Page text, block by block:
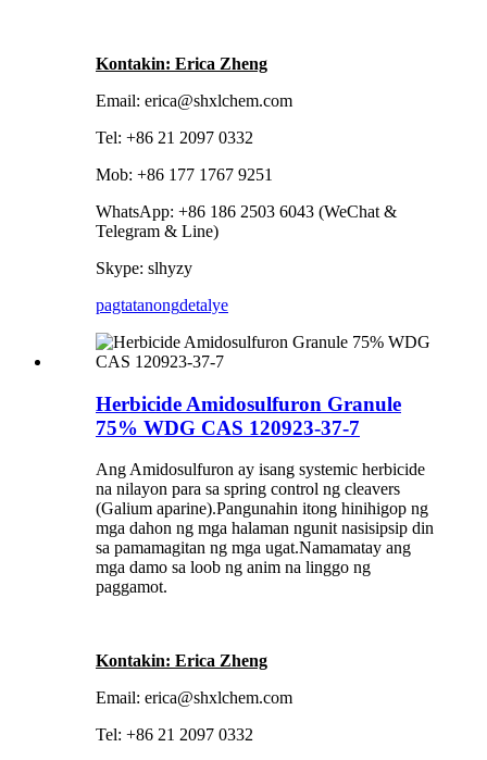
Kontakin: Erica Zheng
Email: erica@shxlchem.com
Tel: +86 21 2097 0332
Mob: +86 177 1767 9251
WhatsApp: +86 186 2503 6043 (WeChat &
Telegram & Line)
Skype: slhyzy
pagtatanongdetalye
Herbicide Amidosulfuron Granule
75% WDG CAS 120923-37-7
Ang Amidosulfuron ay isang systemic herbicide
na nilayon para sa spring control ng cleavers
(Galium aparine).Pangunahin itong hinihigop ng
mga dahon ng mga halaman ngunit nasisipsip din
sa pamamagitan ng mga ugat.Namamatay ang
mga damo sa loob ng anim na linggo ng
paggamot.
Kontakin: Erica Zheng
Email: erica@shxlchem.com
Tel: +86 21 2097 0332